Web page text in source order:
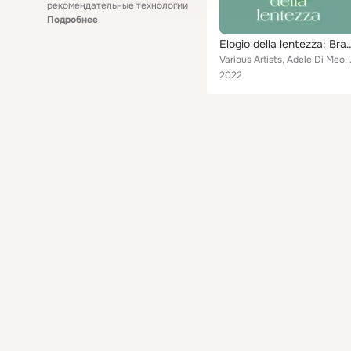
рекомендательные технологии
Подробнее
Elogio della lentezza: Brani
Various Artists, Adele Di
2022